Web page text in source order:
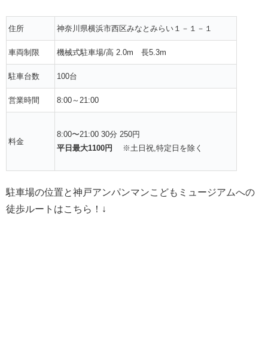
住所 神奈川県横浜市西区みなとみらい１－１－１
車両制限 機械式駐車場/高 2.0m 長5.3m
駐車台数 100台
営業時間 8:00～21:00
料金
8:00〜21:00 30分 250円
平日最大1100円
※土日祝,特定日を除く
駐車場の位置と神戸アンパンマンこどもミュージアムへの
徒歩ルートはこちら！↓